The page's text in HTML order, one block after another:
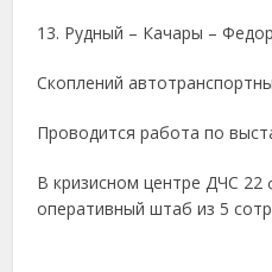
13. Рудный – Качары –
Скоплений
Проводится работа по
В кризисном центре ДЧС 22
оперативный штаб из 5